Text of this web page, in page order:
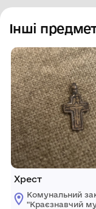
Інші
Хрест
Комунальний
"Краєзнавчий